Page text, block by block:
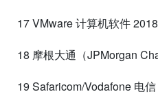
17 VMware 计算机软件 2018
18 摩根大通（JPMorgan
19 Safaricom/Vodafone 电